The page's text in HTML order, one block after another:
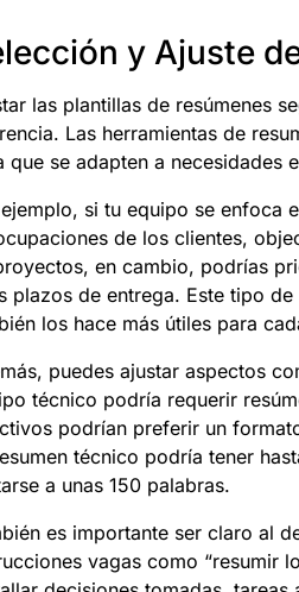
y Ajuste
las plantillas de resúmenes
Las herramientas de
que se adapten a necesidades
si tu equipo se enfoca
de los clientes,
en cambio, podrías
plazos de entrega. Este tipo
los hace más útiles para
puedes ajustar aspectos
técnico podría requerir
podrían preferir un
técnico podría tener
a unas 150 palabras.
es importante ser claro al
vagas como “resumir